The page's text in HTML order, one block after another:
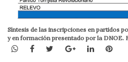
Síntesis de las inscripciones en partidos
y en formación presentado por la DNOE.
WhatsApp
Facebook
TwitterGoogle+LinkedIn